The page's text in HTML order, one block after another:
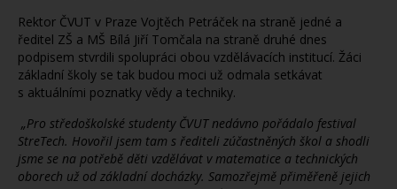
Rektor ČVUT v Praze Vojtěch Petráček na straně jedné a
ředitel ZŠ a MŠ Bílá Jiří Tomčala na straně druhé dnes
podpisem stvrdili spolupráci obou vzdělávacích institucí. Žáci
základní školy se tak budou moci už odmala setkávat
s aktuálními poznatky vědy a techniky.
„Pro středoškolské studenty ČVUT nedávno pořádalo festival
StreTech. Hovořil jsem tam s řediteli zúčastněných škol a shodli
jsme se na potřebě děti vzdělávat v matematice a technických
oborech už od základní docházky. Samozřejmě přiměřeně jejich